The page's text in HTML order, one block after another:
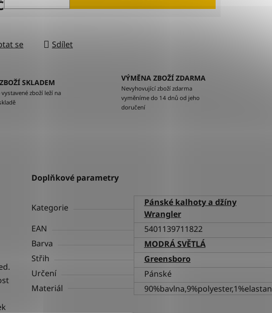
se Sdílet
SKLADEM
vystavené zboží leží na
VÝMĚNA ZBOŽÍ ZDARMA
Nevyhovující zboží zdarma
vyměníme do 14 dnů od jeho
doručení
Doplňkové parametry
Kategorie
Pánské kalhoty a džíny
Wrangler
EAN
5401139711822
Barva
MODRÁ SVĚTLÁ
Střih
Greensboro
Určení
Pánské
Materiál
90%bavlna,9%polyester,1%elastan